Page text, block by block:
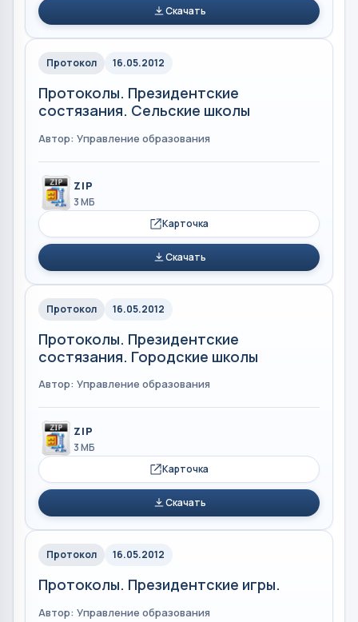
Скачать
Протокол 16.05.2012
Протоколы. Президентские
состязания. Сельские школы
Автор: Управление образования
ZIP
3 МБ
Карточка
Скачать
Протокол 16.05.2012
Протоколы. Президентские
состязания. Городские школы
Автор: Управление образования
ZIP
3 МБ
Карточка
Скачать
Протокол 16.05.2012
Протоколы. Президентские игры.
Автор: Управление образования